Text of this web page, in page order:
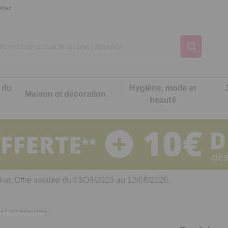
cuisine
de cuisine malins
Notre produit du
Notre produit du
Maison et décoration
Notre produit du
Hygiène, mode et
beauté
intimité
Notre produit du
Notre produit du
Notre produit du
Offre valable du 03/08/2026 au 12/08/2026.
accessoires